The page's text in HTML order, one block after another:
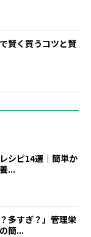
賢く買うコツと賢
シピ14選｜簡単か
...
多すぎ？」管理栄
簡...